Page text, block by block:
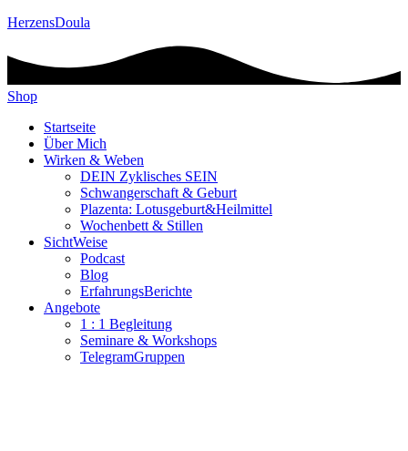
HerzensDoula
Shop
Startseite
Über Mich
Wirken & Weben
DEIN Zyklisches SEIN
Schwangerschaft & Geburt
Plazenta: Lotusgeburt&Heilmittel
Wochenbett & Stillen
SichtWeise
Podcast
Blog
ErfahrungsBerichte
Angebote
1 : 1 Begleitung
Seminare & Workshops
TelegramGruppen